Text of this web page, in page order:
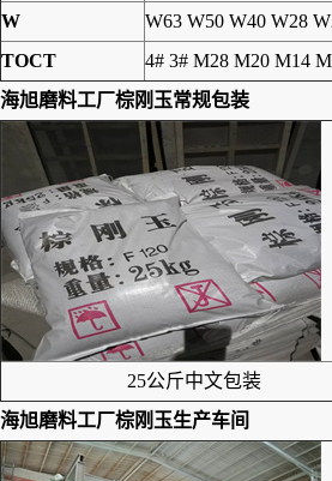
W
W63 W50 W40 W28
TOCT
4# 3# M28 M20 M14
海旭磨料工厂棕刚玉常规包装
25公斤中文包装
海旭磨料工厂棕刚玉生产车间